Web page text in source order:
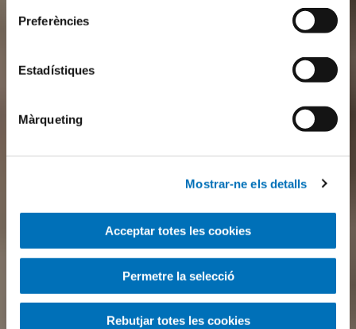
Preferències
Estadístiques
Màrqueting
Mostrar-ne els detalls
Acceptar totes les cookies
Permetre la selecció
Rebutjar totes les cookies